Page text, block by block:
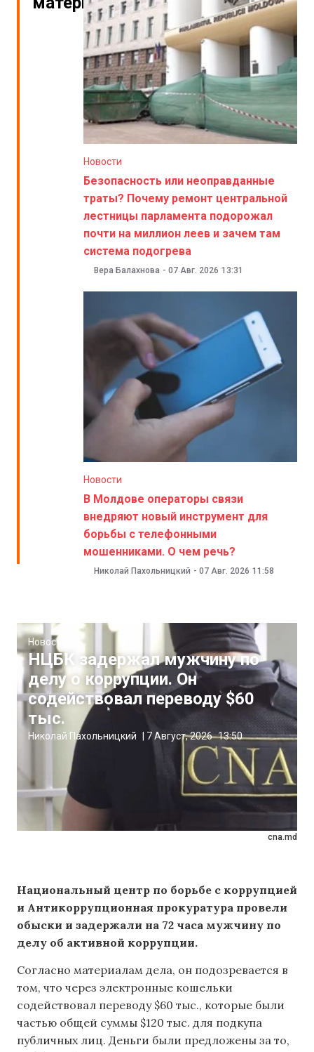
Новости
Безопасность или неоправданные
траты? Почему ремонт центральной
лестницы парламента подорожал
почти на миллион леев и зачем там
система подогрева
Вера Балахнова - 07 Авг. 2026 13:31
Новости
В Молдове операторы связи
внедряют новый инструмент для
борьбы с телефонными
мошенниками. О чем речь?
Николай Пахольницкий - 07 Авг. 2026 11:58
cna.md
Новости
НЦБК задержал мужчину по
делу о коррупции. Он
содействовал переводу $60
тыс.
Николай Пахольницкий 7 Август, 2026 13:50
Национальный центр по борьбе с коррупцией
и Антикоррупционная прокуратура провели
обыски и задержали на 72 часа мужчину по
делу об активной коррупции.
Согласно материалам дела, он подозревается в
том, что через электронные кошельки
содействовал переводу $60 тыс., которые были
частью общей суммы $120 тыс. для подкупа
публичных лиц. Деньги были предложены за то,